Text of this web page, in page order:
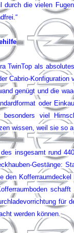
durch die vielen
TwinTop als
Cabrio-
genügt und die
oder
viel
wissen, weil sie so
insgesamt rund
Gestänge:
den
für
werden können.